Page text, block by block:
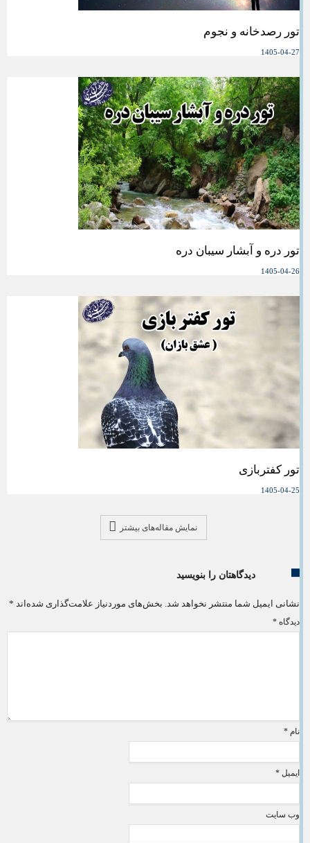
تور رصدخانه و نجوم
1405-04-27
تور دره و آبشار سیبان دره
1405-04-26
تور کفتربازی
1405-04-25
نمایش مقاله‌های بیشتر
دیدگاهتان را بنویسید
نشانی ایمیل شما منتشر نخواهد شد. بخش‌های موردنیاز علامت‌گذاری شده‌اند *
دیدگاه *
نام *
ایمیل *
وب‌ سایت